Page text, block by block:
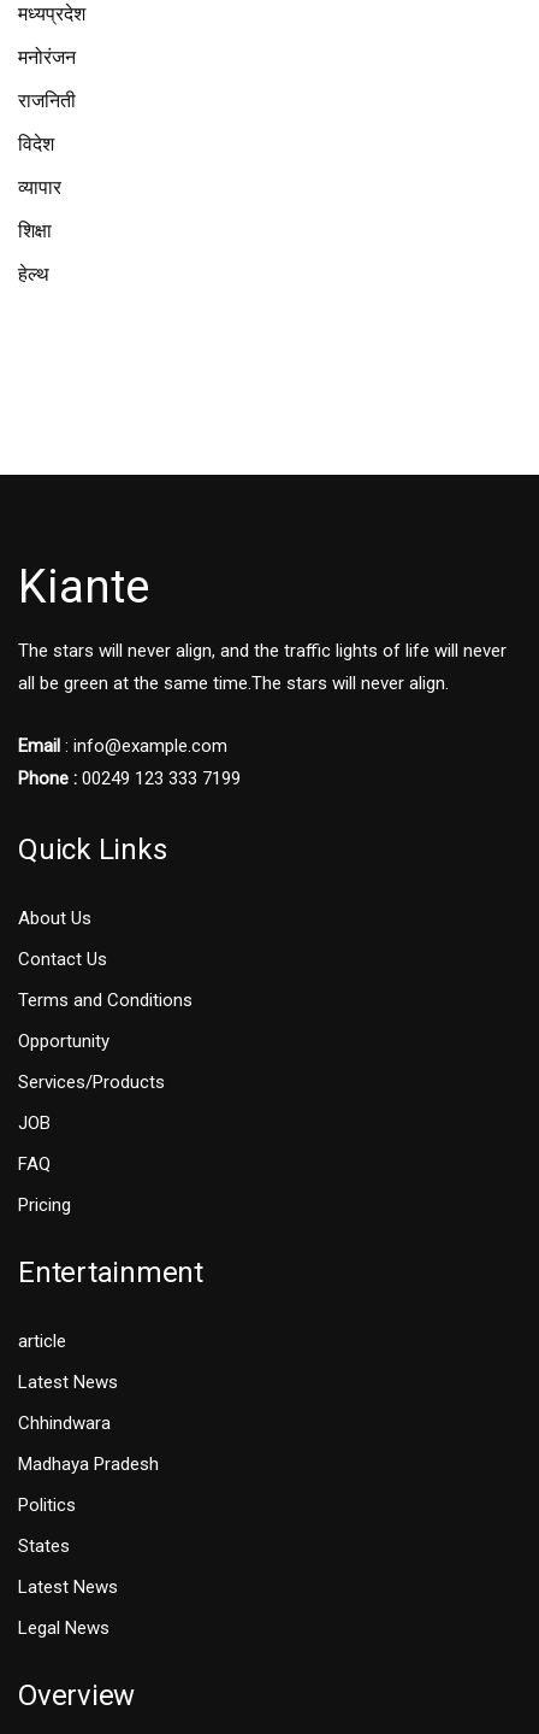
मध्यप्रदेश
मनोरंजन
राजनिती
विदेश
व्यापार
शिक्षा
हेल्थ
Kiante
The stars will never align, and the traffic lights of life will never
all be green at the same time.The stars will never align.
Email : info@example.com
Phone : 00249 123 333 7199
Quick Links
About Us
Contact Us
Terms and Conditions
Opportunity
Services/Products
JOB
FAQ
Pricing
Entertainment
article
Latest News
Chhindwara
Madhaya Pradesh
Politics
States
Latest News
Legal News
Overview